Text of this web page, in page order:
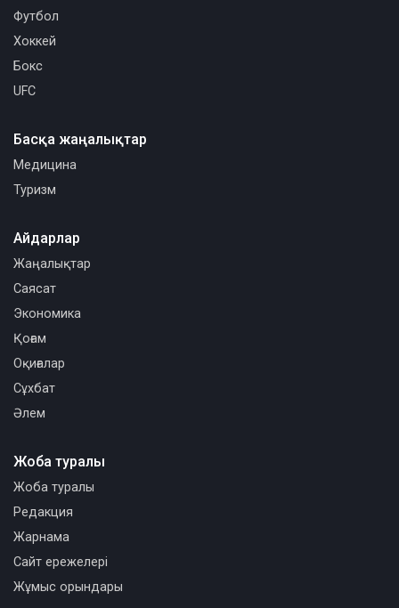
Футбол
Хоккей
Бокс
UFC
Басқа жаңалықтар
Медицина
Туризм
Айдарлар
Жаңалықтар
Саясат
Экономика
Қоғам
Оқиғалар
Сұхбат
Әлем
Жоба туралы
Жоба туралы
Редакция
Жарнама
Сайт ережелері
Жұмыс орындары